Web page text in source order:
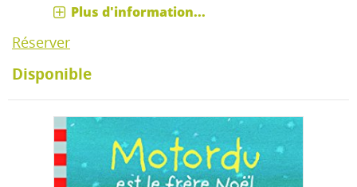
Plus d'information...
Réserver
Disponible